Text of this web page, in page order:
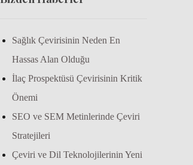
Sağlık Çevirisinin Neden En
Hassas Alan Olduğu
İlaç Prospektüsü Çevirisinin Kritik
Önemi
SEO ve SEM Metinlerinde Çeviri
Stratejileri
Çeviri ve Dil Teknolojilerinin Yeni